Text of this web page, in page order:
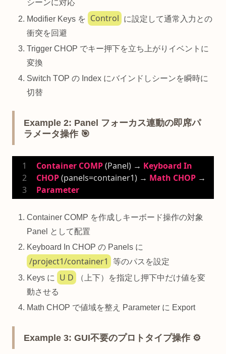
シーンに対応
Modifier Keys を
Control
に設定して通常入力との
衝突を回避
Trigger CHOP でキー押下を立ち上がりイベントに
変換
Switch TOP の Index にバインドしシーンを瞬時に
切替
Example 2: Panel フォーカス連動の即席パ
ラメータ操作 🎯
Container COMP (Panel) → Keyboard In
CHOP (panels=container1) → Math CHOP
Parameter
Container COMP を作成しキーボード操作の対象
Panel として配置
Keyboard In CHOP の Panels に
/project1/container1
等のパスを設定
Keys に
U D
（上下）を指定し押下中だけ値を変
動させる
Math CHOP で値域を整え Parameter に Export
Example 3: GUI不要のプロトタイプ操作 ⚙️